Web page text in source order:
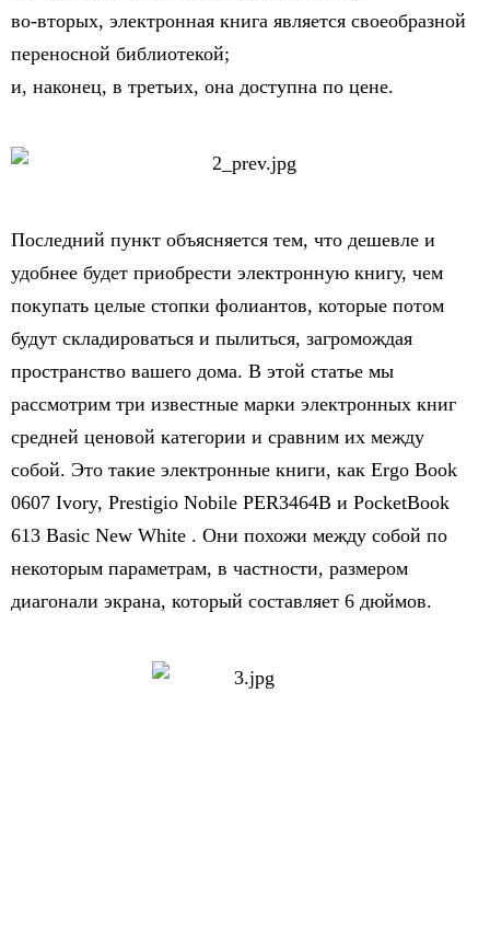
во-вторых, электронная книга является своеобразной
переносной библиотекой;
и, наконец, в третьих, она доступна по цене.
Последний пункт объясняется тем, что дешевле и
удобнее будет приобрести электронную книгу, чем
покупать целые стопки фолиантов, которые потом
будут складироваться и пылиться, загромождая
пространство вашего дома. В этой статье мы
рассмотрим три известные марки электронных книг
средней ценовой категории и сравним их между
собой. Это такие электронные книги, как Ergo Book
0607 Ivory, Prestigio Nobile PER3464B и PоcketBook
613 Basic New White . Они похожи между собой по
некоторым параметрам, в частности, размером
диагонали экрана, который составляет 6 дюймов.